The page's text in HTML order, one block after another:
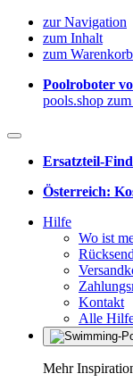
zur Navigation
zum Inhalt
zum Warenkorb
Poolroboter
pools.shop
Ersatzteil-
Österreich:
Hilfe
Wo ist
Kontakt
Alle
Mehr